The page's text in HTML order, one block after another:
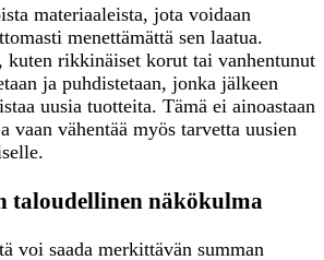
materiaaleista, jota voidaan
menettämättä sen laatua.
kuten rikkinäiset korut tai vanhentunut
ja puhdistetaan, jonka jälkeen
uusia tuotteita. Tämä ei ainoastaan
vaan vähentää myös tarvetta uusien
taloudellinen näkökulma
voi saada merkittävän summan